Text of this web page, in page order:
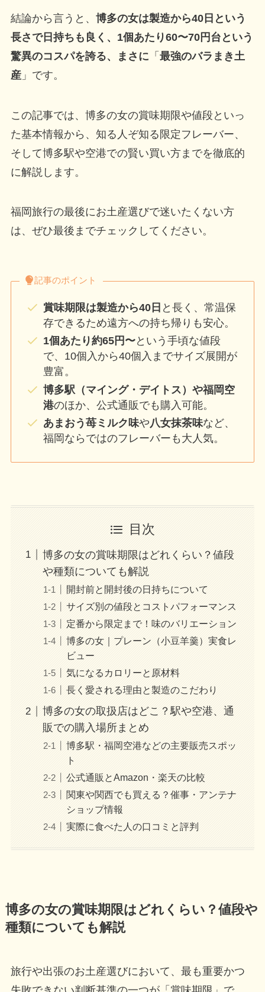
結論から言うと、 博多の女は製造から40日という
長さで日持ちも良く、1個あたり60〜70円台という
驚異のコスパを誇る、まさに 「 最強のバラまき土
産」です。
この記事では、博多の女の賞味期限や値段といっ
た基本情報から、知る人ぞ知る限定フレーバー、
そして博多駅や空港での賢い買い方までを徹底的
に解説します。
福岡旅行の最後にお土産選びで迷いたくない方
は、ぜひ最後までチェックしてください。
記事のポイント
賞味期限は製造から40日 と長く、常温保
存できるため遠方への持ち帰りも安心。
1個あたり約65円〜という手頃な値段
で、10個入から40個入までサイズ展開が
豊富。
博多駅（マイング・デイトス）や福岡空
港のほか、公式通販でも購入可能。
あまおう苺ミルク味や八女抹茶味など、
福岡ならではのフレーバーも大人気。
目次
博多の女の賞味期限はどれくらい？値段
や種類についても解説
開封前と開封後の日持ちについて
サイズ別の値段とコストパフォーマンス
定番から限定まで！味のバリエーション
博多の女｜プレーン（小豆羊羹）実食レ
ビュー
気になるカロリーと原材料
長く愛される理由と製造のこだわり
博多の女の取扱店はどこ？駅や空港、通
販での購入場所まとめ
博多駅・福岡空港などの主要販売スポッ
ト
公式通販とAmazon・楽天の比較
関東や関西でも買える？催事・アンテナ
ショップ情報
実際に食べた人の口コミと評判
博多の女の賞味期限はどれくらい？値段や
種類についても解説
旅行や出張のお土産選びにおいて、最も重要かつ